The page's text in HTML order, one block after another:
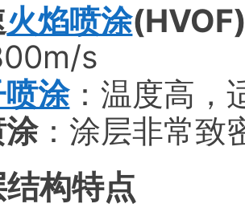
火焰喷涂
s
涂：温度高，
：涂层非常致
构特点